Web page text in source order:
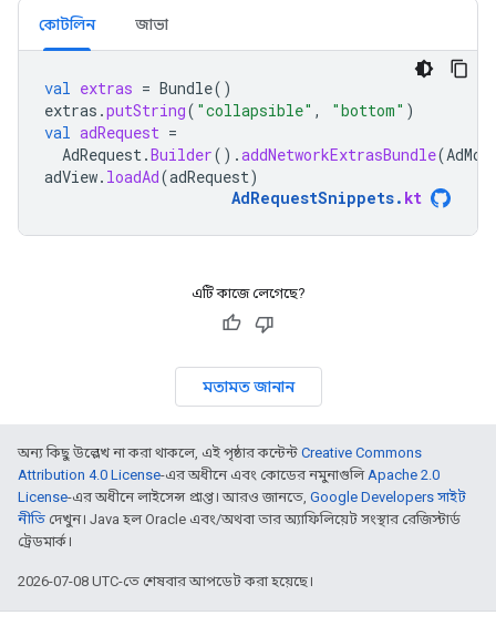
কোটলিন জাভা
val extras = Bundle()
extras .putString( "collapsible" , "bottom" )
val adRequest =
AdRequest.Builder().addNetworkExtrasBundle(
adView. loadAd(adRequest)
AdRequestSnippets. kt
এটি কাজে লেগেছে?
মতামত জানান
অন্য কিছু উল্লেখ না করা থাকলে, এই পৃষ্ঠার কন্টেন্ট Creative Commons
Attribution 4.0 License-এর অধীনে এবং কোডের নমুনাগুলিApache 2.0
License-এর অধীনে লাইসেন্স প্রাপ্ত। আরও জানতে, Google Developers সাইট
নীতি দেখুন। Java হল Oracle এবং/অথবা তার অ্যাফিলিয়েট সংস্থার রেজিস্টার্ড
ট্রেডমার্ক।
2026-07-08 UTC-তে শেষবার আপডেট করা হয়েছে।